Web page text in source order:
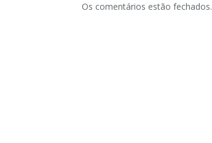
Os comentários estão fechados.